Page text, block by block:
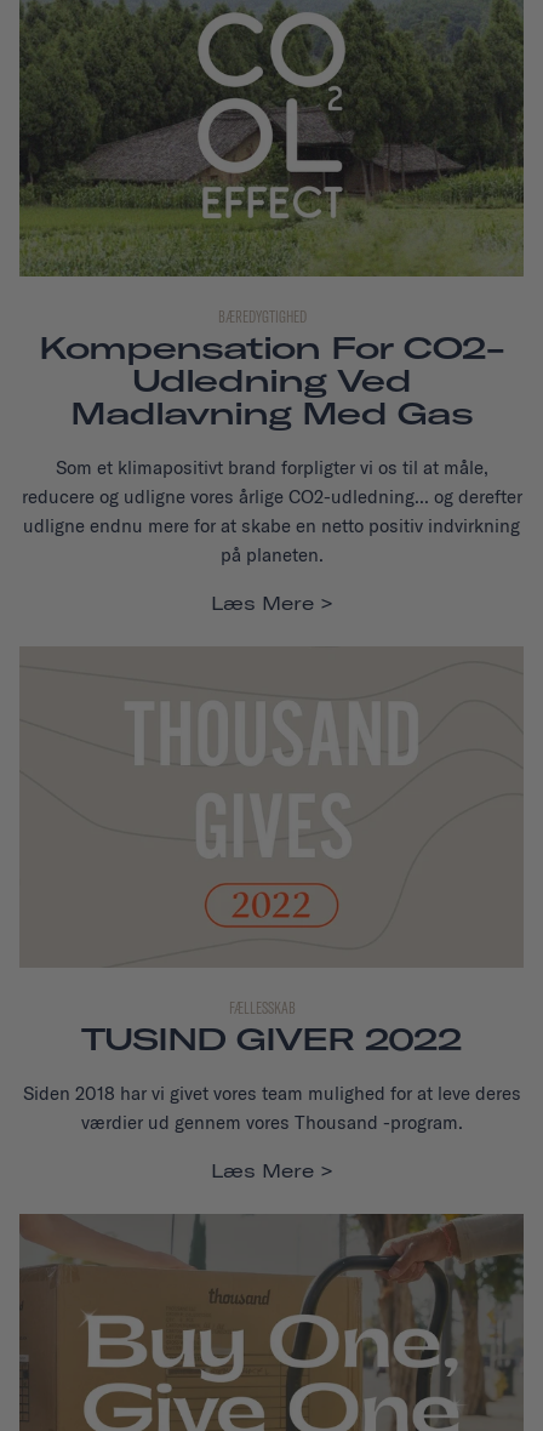
BÆREDYGTIGHED
Kompensation For CO2-
Udledning Ved
Madlavning Med Gas
Som et klimapositivt brand forpligter vi os til at måle,
reducere og udligne vores årlige CO2-udledning... og derefter
udligne endnu mere for at skabe en netto positiv indvirkning
på planeten.
Læs Mere
FÆLLESSKAB
TUSIND GIVER 2022
Siden 2018 har vi givet vores team mulighed for at leve deres
værdier ud gennem vores Thousand -program.
Læs Mere